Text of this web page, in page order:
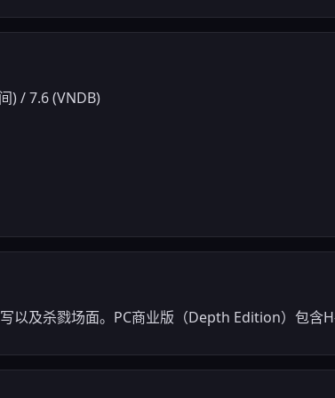
) / 7.6 (VNDB)
以及杀戮场面。PC商业版（Depth Edition）包含H-